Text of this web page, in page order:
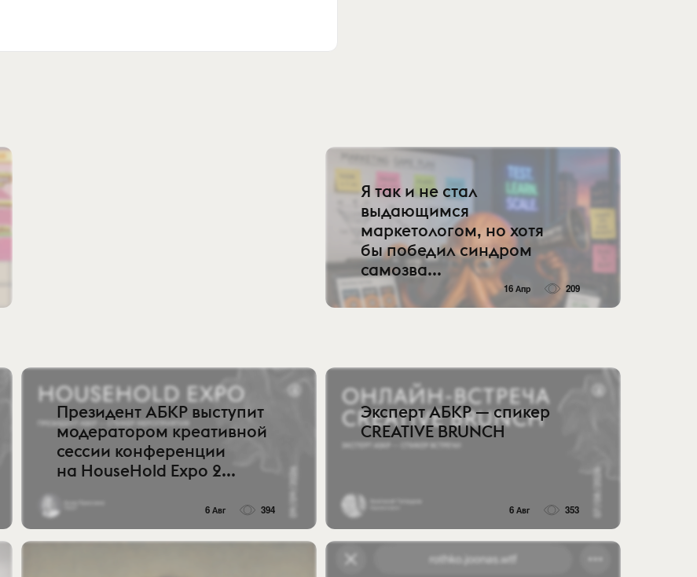
Я так и не стал
выдающимся
маркетологом, но хотя
бы победил синдром
самозва...
16 Апр 209
Президент АБКР выступит
модератором креативной
сессии конференции
на HouseHold Expo 2...
6 Авг 394
Эксперт АБКР — спикер
CREATIVE BRUNCH
6 Авг 353